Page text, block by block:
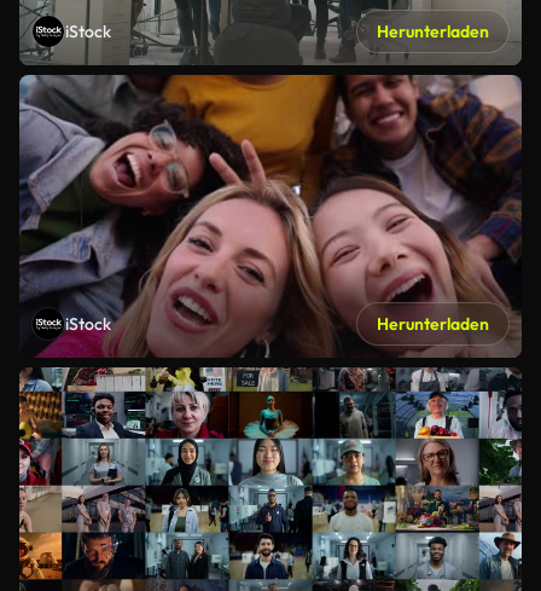
iStock Herunterladen
iStock Herunterladen